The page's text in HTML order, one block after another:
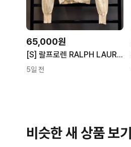
65,000원
[S] 랄프로렌 RALPH LAUREN 코튼 라운드넥 가디건 아이보리 6.5
5일 전
비슷한 새 상품 보기